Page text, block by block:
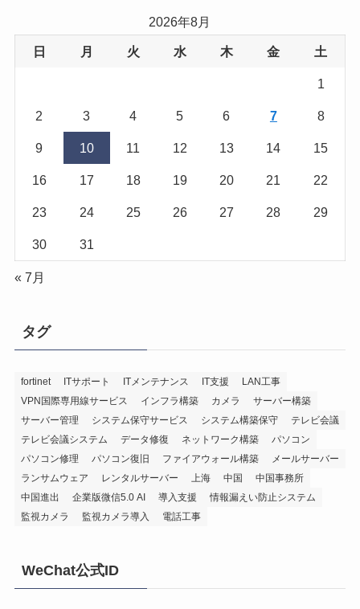
2026年8月
日 月 火 水 木 金 土
1
2 3 4 5 6 7 8
9 10 11 12 13 14 15
16 17 18 19 20 21 22
23 24 25 26 27 28 29
30 31
« 7月
タグ
fortinet ITサポート ITメンテナンス IT支援
LAN工事
VPN国際専用線サービス
インフラ構築 カメラ
サーバー構築
サーバー管理
システム保守サービス システム構築保守
テレビ会議
テレビ会議システム
データ修復 ネットワーク構築
パソコン
パソコン修理
パソコン復旧 ファイアウォール構築
メールサーバー
ランサムウェア
レンタルサーバー 上海 中国
中国事務所
中国進出
企業版微信5.0 AI 導入支援
情報漏えい防止システム
監視カメラ
監視カメラ導入 電話工事
WeChat公式ID